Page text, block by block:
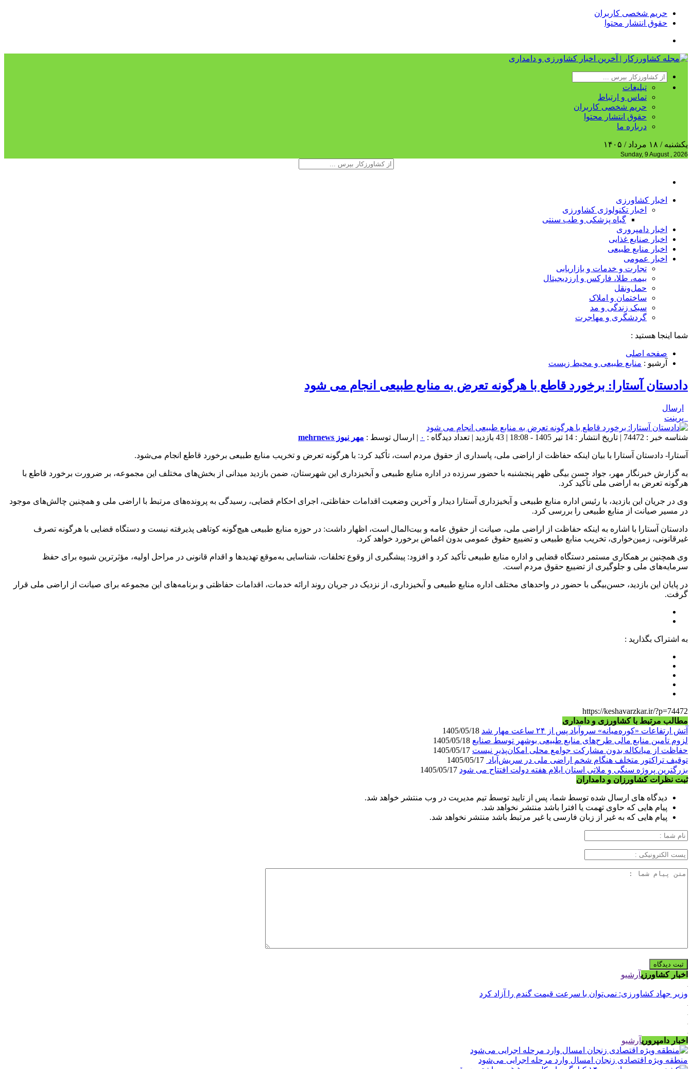
حریم شخصی کاربران
حقوق انتشار محتوا
تبلیغات
تماس و ارتباط
حریم شخصی کاربران
حقوق انتشار محتوا
درباره ما
یکشنبه / ۱۸ مرداد / ۱۴۰۵
Sunday, 9 August , 2026
اخبار کشاورزی
اخبار تکنولوژی کشاورزی
گیاه پزشکی و طب سنتی
اخبار دامپروری
اخبار صنایع غذایی
اخبار منابع طبیعی
اخبار عمومی
تجارت و خدمات و بازاریابی
بیمه، طلا، فارکس و ارزدیجیتال
حمل‌و‌نقل
ساختمان و املاک
سبک زندگی و مد
گردشگری و مهاجرت
شما اینجا هستید :
صفحه اصلی
آرشیو : منابع طبیعی و محیط زیست
دادستان آستارا: برخورد قاطع با هرگونه تعرض به منابع طبیعی انجام می شود
ارسال
پرینت
شناسه خبر : 74472 | تاریخ انتشار : 14 تیر 1405 - 18:08 | 43 بازدید | تعداد دیدگاه : ۰ | ارسال توسط : مهر نیوز mehrnews
آستارا- دادستان آستارا با بیان اینکه حفاظت از اراضی ملی، پاسداری از حقوق مردم است، تأکید کرد: با هرگونه تعرض و تخریب منابع طبیعی برخورد قاطع انجام می‌شود.
به گزارش خبرنگار مهر، جواد حسن بیگی ظهر پنجشنبه با حضور سرزده در اداره منابع طبیعی و آبخیزداری این شهرستان، ضمن بازدید میدانی از بخش‌های مختلف این مجموعه، بر ضرورت برخورد قاطع با
هرگونه تعرض به اراضی ملی تأکید کرد.
وی در جریان این بازدید، با رئیس اداره منابع طبیعی و آبخیزداری آستارا دیدار و آخرین وضعیت اقدامات حفاظتی، اجرای احکام قضایی، رسیدگی به پرونده‌های مرتبط با اراضی ملی و همچنین چالش‌های موجود
در مسیر صیانت از منابع طبیعی را بررسی کرد.
دادستان آستارا با اشاره به اینکه حفاظت از اراضی ملی، صیانت از حقوق عامه و بیت‌المال است، اظهار داشت: در حوزه منابع طبیعی هیچ‌گونه کوتاهی پذیرفته نیست و دستگاه قضایی با هرگونه تصرف
غیرقانونی، زمین‌خواری، تخریب منابع طبیعی و تضییع حقوق عمومی بدون اغماض برخورد خواهد کرد.
وی همچنین بر همکاری مستمر دستگاه قضایی و اداره منابع طبیعی تأکید کرد و افزود: پیشگیری از وقوع تخلفات، شناسایی به‌موقع تهدیدها و اقدام قانونی در مراحل اولیه، مؤثرترین شیوه برای حفظ
سرمایه‌های ملی و جلوگیری از تضییع حقوق مردم است.
در پایان این بازدید، حسن‌بیگی با حضور در واحدهای مختلف اداره منابع طبیعی و آبخیزداری، از نزدیک در جریان روند ارائه خدمات، اقدامات حفاظتی و برنامه‌های این مجموعه برای صیانت از اراضی ملی قرار
گرفت.
به اشتراک بگذارید :
https://keshavarzkar.ir/?p=74472
مطالب مرتبط با کشاورزی و دامداری
آتش ارتفاعات «کوره‌میانه» سروآباد پس از ۲۴ ساعت مهار شد
لزوم تأمین منابع مالی طرح‌های منابع طبیعی بوشهر توسط صنایع
حفاظت از میانکاله بدون مشارکت جوامع محلی امکان‌پذیر نیست
توقیف تراکتور متخلف هنگام شخم اراضی ملی در سریش‌آباد
بزرگترین پروژه سنگی و ملاتی استان ایلام هفته دولت افتتاح می شود
ثبت نظرات کشاورزان و دامداران
دیدگاه های ارسال شده توسط شما، پس از تایید توسط تیم مدیریت در وب منتشر خواهد شد.
پیام هایی که حاوی تهمت یا افترا باشد منتشر نخواهد شد.
پیام هایی که به غیر از زبان فارسی یا غیر مرتبط باشد منتشر نخواهد شد.
اخبار کشاورزیآرشیو
وزیر جهاد کشاورزی: نمی‌توان با سرعت قیمت گندم را آزاد کرد
اخبار دامپروریآرشیو
منطقه ویژه اقتصادی زنجان امسال وارد مرحله اجرایی می‌شود